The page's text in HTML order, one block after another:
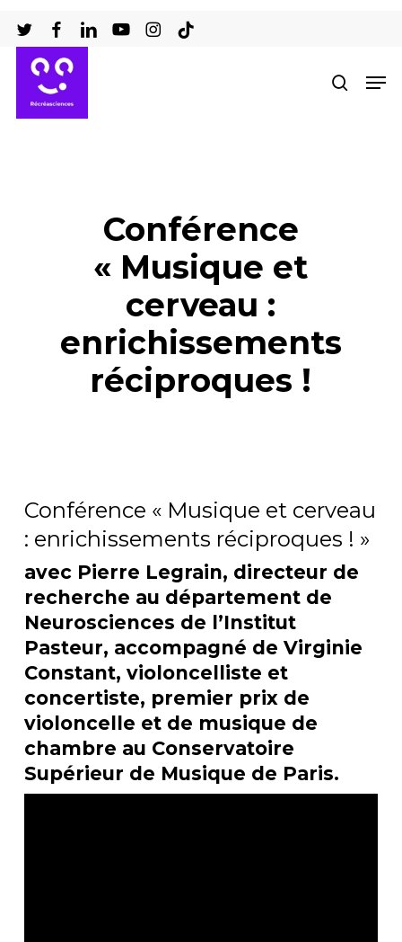
au
contenu
principal
Conférence
« Musique et
cerveau :
enrichissements
réciproques !
Conférence « Musique et cerveau
: enrichissements réciproques ! »
avec Pierre Legrain, directeur de
recherche au département de
Neurosciences de l’Institut
Pasteur, accompagné de Virginie
Constant, violoncelliste et
concertiste, premier prix de
violoncelle et de musique de
chambre au Conservatoire
Supérieur de Musique de Paris.
le